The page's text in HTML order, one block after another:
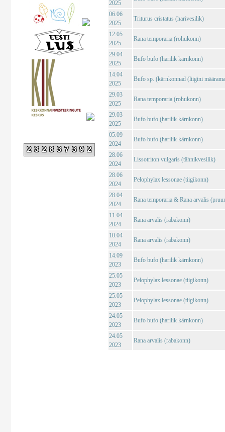
232837392
2025
06.06
2025
Triturus cristatus (harivesilik)
12.05
2025
Rana temporaria (rohukonn)
29.04
2025
Bufo bufo (harilik kärnkonn)
14.04
2025
Bufo sp. (kärnkonnad (liigini
29.03
2025
Rana temporaria (rohukonn)
29.03
2025
Bufo bufo (harilik kärnkonn)
05.09
2024
Bufo bufo (harilik kärnkonn)
28.06
2024
Lissotriton vulgaris (tähnikvesilik)
28.06
2024
Pelophylax lessonae (tiigikonn)
28.04
2024
Rana temporaria & Rana arvalis
11.04
2024
Rana arvalis (rabakonn)
10.04
2024
Rana arvalis (rabakonn)
14.09
2023
Bufo bufo (harilik kärnkonn)
25.05
2023
Pelophylax lessonae (tiigikonn)
25.05
2023
Pelophylax lessonae (tiigikonn)
24.05
2023
Bufo bufo (harilik kärnkonn)
24.05
2023
Rana arvalis (rabakonn)